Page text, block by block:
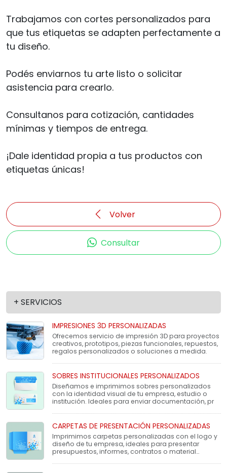
Trabajamos con cortes personalizados para
que tus etiquetas se adapten perfectamente a
tu diseño.
Podés enviarnos tu arte listo o solicitar
asistencia para crearlo.
Consultanos para cotización, cantidades
mínimas y tiempos de entrega.
¡Dale identidad propia a tus productos con
etiquetas únicas!
Volver
Consultar
+ SERVICIOS
IMPRESIONES 3D PERSONALIZADAS
Ofrecemos servicio de impresión 3D para proyectos
creativos, prototipos, piezas funcionales, repuestos,
regalos personalizados o soluciones a medida.
SOBRES INSTITUCIONALES PERSONALIZADOS
Diseñamos e imprimimos sobres personalizados
con la identidad visual de tu empresa, estudio o
institución. Ideales para enviar documentación, pr
CARPETAS DE PRESENTACIÓN PERSONALIZADAS
Imprimimos carpetas personalizadas con el logo y
diseño de tu empresa, ideales para presentar
presupuestos, informes, contratos o material